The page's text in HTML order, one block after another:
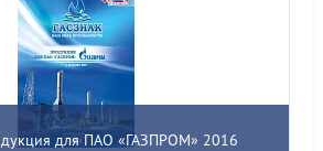
для ПАО «ГАЗПРОМ» 2016